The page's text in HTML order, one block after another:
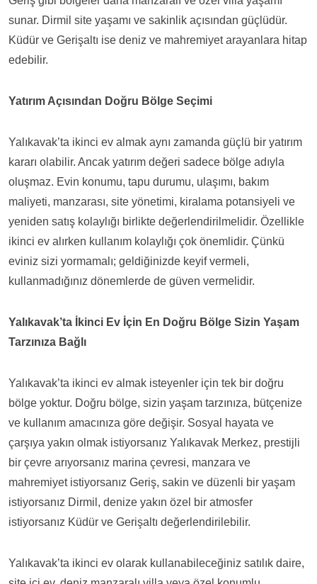
sunar. Dirmil site yaşamı ve sakinlik açısından güçlüdür.
Küdür ve Gerişaltı ise deniz ve mahremiyet arayanlara hitap
edebilir.
Yatırım Açısından Doğru Bölge Seçimi
Yalıkavak’ta ikinci ev almak aynı zamanda güçlü bir yatırım
kararı olabilir. Ancak yatırım değeri sadece bölge adıyla
oluşmaz. Evin konumu, tapu durumu, ulaşımı, bakım
maliyeti, manzarası, site yönetimi, kiralama potansiyeli ve
yeniden satış kolaylığı birlikte değerlendirilmelidir. Özellikle
ikinci ev alırken kullanım kolaylığı çok önemlidir. Çünkü
eviniz sizi yormamalı; geldiğinizde keyif vermeli,
kullanmadığınız dönemlerde de güven vermelidir.
Yalıkavak’ta İkinci Ev İçin En Doğru Bölge Sizin Yaşam
Tarzınıza Bağlı
Yalıkavak’ta ikinci ev almak isteyenler için tek bir doğru
bölge yoktur. Doğru bölge, sizin yaşam tarzınıza, bütçenize
ve kullanım amacınıza göre değişir. Sosyal hayata ve
çarşıya yakın olmak istiyorsanız Yalıkavak Merkez, prestijli
bir çevre arıyorsanız marina çevresi, manzara ve
mahremiyet istiyorsanız Geriş, sakin ve düzenli bir yaşam
istiyorsanız Dirmil, denize yakın özel bir atmosfer
istiyorsanız Küdür ve Gerişaltı değerlendirilebilir.
Yalıkavak’ta ikinci ev olarak kullanabileceğiniz satılık daire,